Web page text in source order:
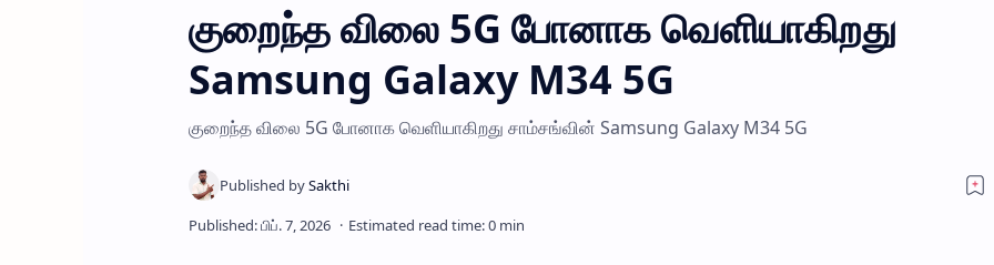
குறைந்த விலை 5G போனாக வெளியாகிறது
Samsung Galaxy M34 5G
குறைந்த விலை 5G போனாக வெளியாகிறது சாம்சங்வின் Samsung Galaxy M34 5G